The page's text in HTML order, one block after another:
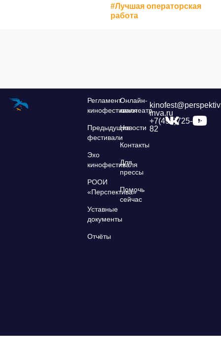
#Лучшая операторская
работа
Регламент
кинофестиваля
Предыдущие
фестивали
Эхо
кинофестиваля
РООИ
«Перспектива»
Уставные
документы
Отчёты
Онлайн-
кинотеатр
Новости
Контакты
Для
прессы
Помочь
сейчас
inva.ru
+7(495)725-39-
82